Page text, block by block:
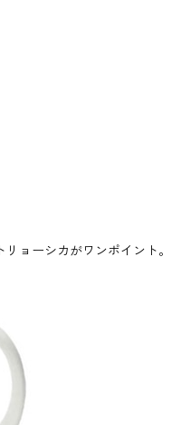
ョーシカがワンポイント。